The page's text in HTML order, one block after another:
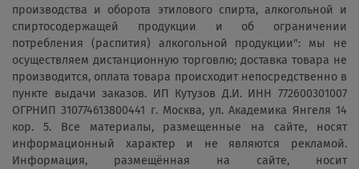
производства и оборота этилового спирта, алкогольной и
спиртосодержащей продукции и об ограничении
потребления (распития) алкогольной продукции": мы не
осуществляем дистанционную торговлю; доставка товара не
производится, оплата товара происходит непосредственно в
пункте выдачи заказов. ИП Кутузов Д.И. ИНН 772600301007
ОГРНИП 310774613800441 г. Москва, ул. Академика Янгеля 14
кор. 5. Все материалы, размещенные на сайте, носят
информационный характер и не являются рекламой.
Информация, размещённая на сайте, носит